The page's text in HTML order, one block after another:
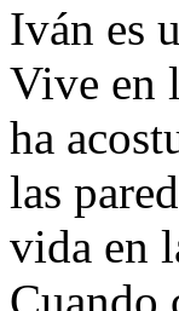
Iván es
Vive en
ha
las
vida en
Cuando